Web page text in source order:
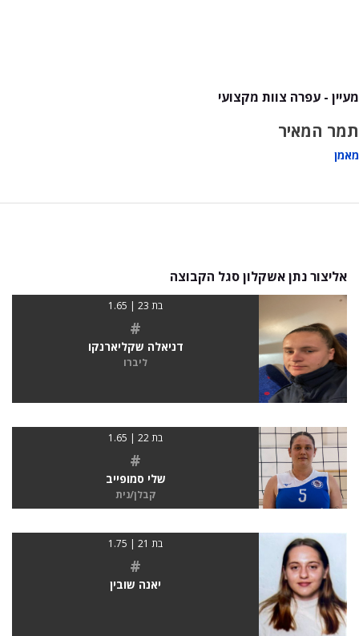
מעיין - עפרה צוות מקצועי
תמר המאיר
מאמן
אליצור נתן אשקלון סגל הקבוצה
בת 23 | 1.65
#
דניאלה שקליארנקו
ליברו
בת 22 | 1.65
#
שלי סמופייב
קבלן/נית
בת 21 | 1.75
#
יאנה שובין